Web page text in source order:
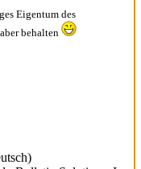
Eigentum des
behalten